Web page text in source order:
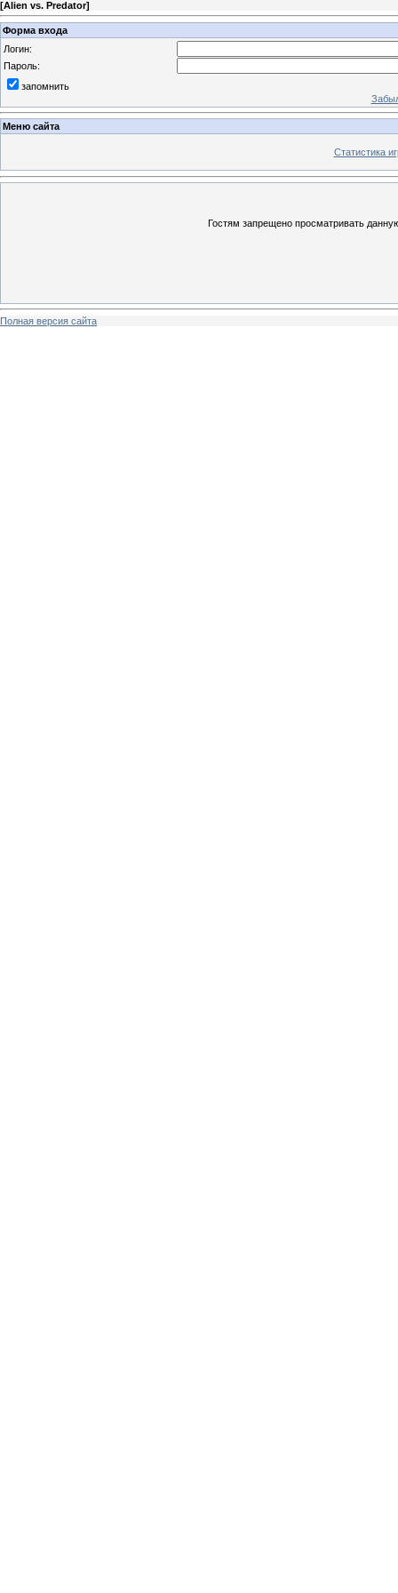
[Alien vs. Predator]
Форма входа
Логин:
Пароль:
запомнить
Меню сайта
Статистика
Гостям запрещено просматривать
Полная версия сайта